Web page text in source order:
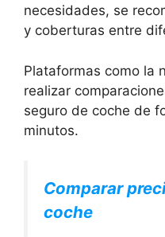
necesidades, se
y coberturas entre
Plataformas como la
realizar
seguro de coche de
minutos.
Comparar
coche